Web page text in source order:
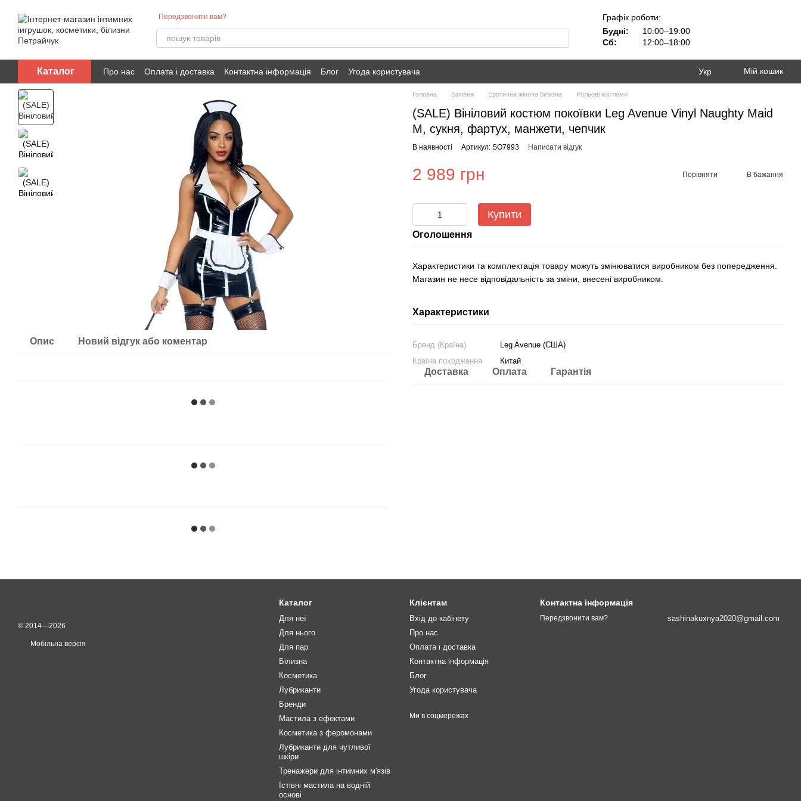
Передзвонити вам?
Графік роботи:
Будні:
10:00–19:00
Сб:
12:00–18:00
Каталог Про нас Оплата і доставка Контактна інформація Блог Угода користувача Укр Мій кошик
Опис Новий відгук або коментар
Головна Білизна Еротична жіноча білизна Рольові костюми
(SALE) Вініловий костюм покоївки Leg Avenue Vinyl Naughty Maid
M, сукня, фартух, манжети, чепчик
В наявності Артикул: SO7993 Написати відгук
2 989 грн Порівняти В бажання
Купити
Оголошення
Характеристики та комплектація товару можуть змінюватися виробником без попередження.
Магазин не несе відповідальність за зміни, внесені виробником.
Характеристики
Бренд (Країна)
Leg Avenue (США)
Країна походження
Китай
Доставка Оплата Гарантія
© 2014—2026
Мобільна версія
Каталог
Для неї
Для нього
Для пар
Білизна
Косметика
Лубриканти
Бренди
Мастила з ефектами
Косметика з феромонами
Лубриканти для чутливої
шкіри
Тренажери для інтимних м'язів
Їстівні мастила на водній
основі
Клієнтам
Вхід до кабінету
Про нас
Оплата і доставка
Контактна інформація
Блог
Угода користувача
Ми в соцмережах
Контактна інформація
Передзвонити вам? sashinakuxnya2020@gmail.com